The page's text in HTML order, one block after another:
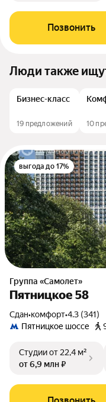
Позвонить
Люди также
Бизнес-класс
19 предложений 10
выгода до 17%
Группа «Самолет»
Пятницкое 58
Сдан•комфорт•4.3 (341)
Пятницкое шоссе
Студииот 22,4 м²
от 6,9 млн ₽